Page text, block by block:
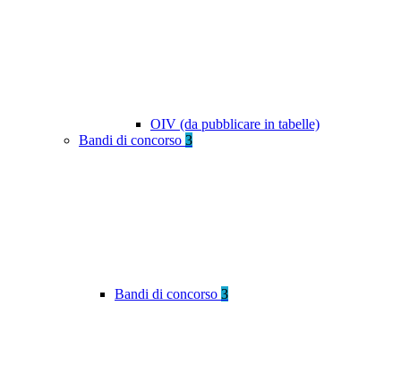
OIV (da pubblicare in tabelle)
Bandi di concorso 3
Bandi di concorso 3